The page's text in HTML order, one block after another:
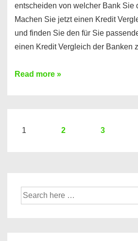
entscheiden von welcher Bank Sie
Machen Sie jetzt einen Kredit
und finden Sie den für Sie
einen Kredit Vergleich der Banken
Sie
Hier
Banken
Read more »
1 2 3
Suche
nach: